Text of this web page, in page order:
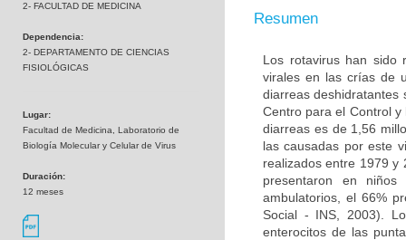
2- FACULTAD DE MEDICINA
Dependencia:
2- DEPARTAMENTO DE CIENCIAS
FISIOLÓGICAS
Lugar:
Facultad de Medicina, Laboratorio de
Biología Molecular y Celular de Virus
Duración:
12 meses
Resumen
Los rotavirus han sido
virales en las crías de
diarreas deshidratantes
Centro para el Control
diarreas es de 1,56
las causadas por este
realizados entre 1979 y
presentaron en
ambulatorios, el 66%
Social - INS, 2003).
enterocitos de las